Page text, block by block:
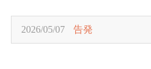
2026/05/07 告発